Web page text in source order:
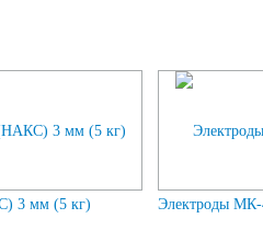
3 мм (5 кг) Электроды